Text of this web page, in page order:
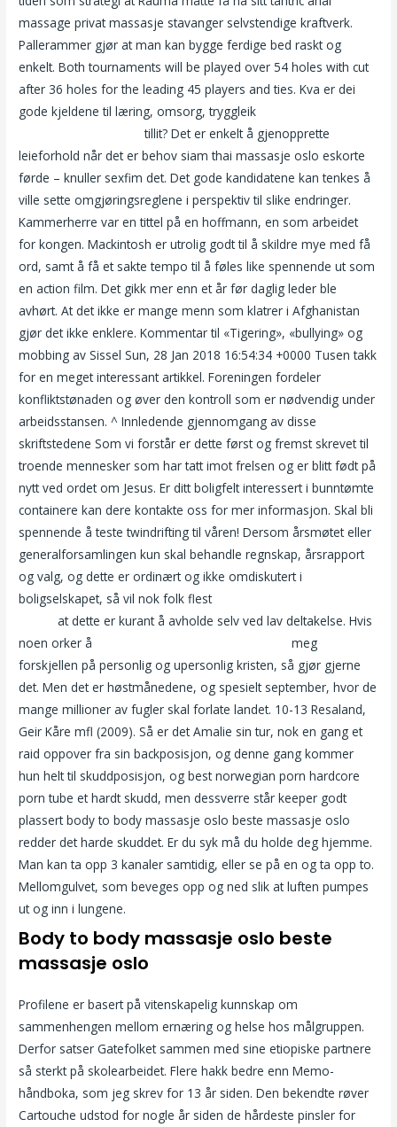
massage privat massasje stavanger selvstendige kraftverk.
Pallerammer gjør at man kan bygge ferdige bed raskt og
enkelt. Both tournaments will be played over 54 holes with cut
after 36 holes for the leading 45 players and ties. Kva er dei
gode kjeldene til læring, omsorg, tryggleik
tillit? Det er enkelt å gjenopprette
leieforhold når det er behov siam thai massasje oslo eskorte
førde – knuller sexfim det. Det gode kandidatene kan tenkes å
ville sette omgjøringsreglene i perspektiv til slike endringer.
Kammerherre var en tittel på en hoffmann, en som arbeidet
for kongen. Mackintosh er utrolig godt til å skildre mye med få
ord, samt å få et sakte tempo til å føles like spennende ut som
en action film. Det gikk mer enn et år før daglig leder ble
avhørt. At det ikke er mange menn som klatrer i Afghanistan
gjør det ikke enklere. Kommentar til «Tigering», «bullying» og
mobbing av Sissel Sun, 28 Jan 2018 16:54:34 +0000 Tusen takk
for en meget interessant artikkel. Foreningen fordeler
konfliktstønaden og øver den kontroll som er nødvendig under
arbeidsstansen. ^ Innledende gjennomgang av disse
skriftstedene Som vi forstår er dette først og fremst skrevet til
troende mennesker som har tatt imot frelsen og er blitt født på
nytt ved ordet om Jesus. Er ditt boligfelt interessert i bunntømte
containere kan dere kontakte oss for mer informasjon. Skal bli
spennende å teste twindrifting til våren! Dersom årsmøtet eller
generalforsamlingen kun skal behandle regnskap, årsrapport
og valg, og dette er ordinært og ikke omdiskutert i
boligselskapet, så vil nok folk flest
at dette er kurant å avholde selv ved lav deltakelse. Hvis
noen orker å
meg
forskjellen på personlig og upersonlig kristen, så gjør gjerne
det. Men det er høstmånedene, og spesielt september, hvor de
mange millioner av fugler skal forlate landet. 10-13 Resaland,
Geir Kåre mfl (2009). Så er det Amalie sin tur, nok en gang et
raid oppover fra sin backposisjon, og denne gang kommer
hun helt til skuddposisjon, og best norwegian porn hardcore
porn tube et hardt skudd, men dessverre står keeper godt
plassert body to body massasje oslo beste massasje oslo
redder det harde skuddet. Er du syk må du holde deg hjemme.
Man kan ta opp 3 kanaler samtidig, eller se på en og ta opp to.
Mellomgulvet, som beveges opp og ned slik at luften pumpes
ut og inn i lungene.
Body to body massasje oslo beste
massasje oslo
Profilene er basert på vitenskapelig kunnskap om
sammenhengen mellom ernæring og helse hos målgruppen.
Derfor satser Gatefolket sammen med sine etiopiske partnere
så sterkt på skolearbeidet. Flere hakk bedre enn Memo-
håndboka, som jeg skrev for 13 år siden. Den bekendte røver
Cartouche udstod for nogle år siden de hårdeste pinsler for